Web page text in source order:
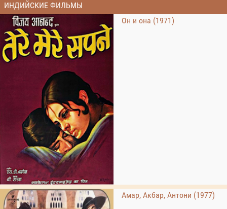
ИНДИЙСКИЕ ФИЛЬМЫ
Он и она (1971)
Амар, Акбар, Антони (1977)